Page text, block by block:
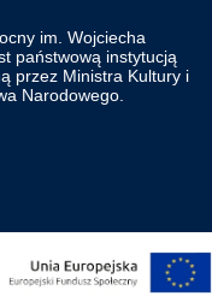
im. Wojciecha
państwową instytucją
przez Ministra Kultury i
Narodowego.